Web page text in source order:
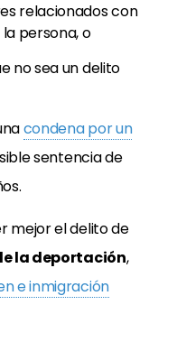
relacionados con
persona, o
no sea un delito
condena por un
sentencia de
mejor el delito de
la deportación,
e inmigración